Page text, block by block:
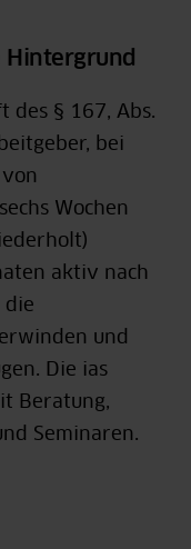
Hintergrund
des § 167, Abs.
bei
Wochen
aktiv nach
die
und
Die ias
Beratung,
Seminaren.